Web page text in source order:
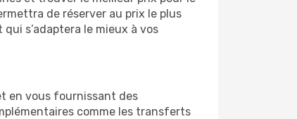
de réserver au prix le plus
s’adaptera le mieux à vos
en vous fournissant des
comme les transferts